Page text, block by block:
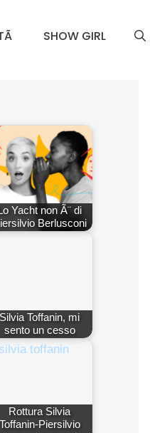
SHOW GIRL
Yacht non Ã¨ di
Berlusconi
Silvia Toffanin, mi
sento un cesso
Rottura Silvia
Toffanin-Piersilvio